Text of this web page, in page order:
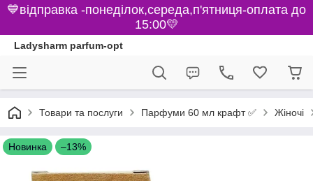
💙відправка -понеділок,середа,п'ятниця-оплата до
15:00💛
Ladysharm parfum-opt
Товари та послуги Парфуми 60 мл крафт ✅ Жіночі
Новинка –13%